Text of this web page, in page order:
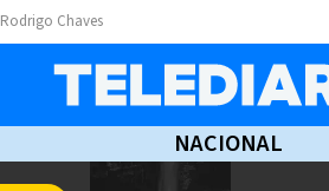
Rodrigo Chaves
NACIONAL